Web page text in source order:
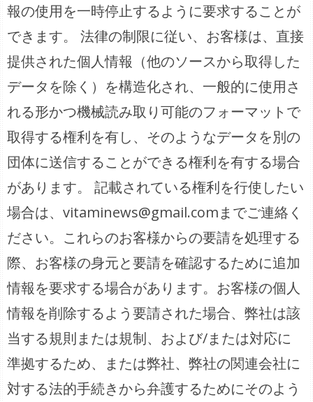
報の使用を一時停止するように要求することが
できます。 法律の制限に従い、お客様は、直接
提供された個人情報（他のソースから取得した
データを除く）を構造化され、一般的に使用さ
れる形かつ機械読み取り可能のフォーマットで
取得する権利を有し、そのようなデータを別の
団体に送信することができる権利を有する場合
があります。 記載されている権利を行使したい
場合は、vitaminews@gmail.comまでご連絡く
ださい。これらのお客様からの要請を処理する
際、お客様の身元と要請を確認するために追加
情報を要求する場合があります。お客様の個人
情報を削除するよう要請された場合、弊社は該
当する規則または規制、および/または対応に
準拠するため、または弊社、弊社の関連会社に
対する法的手続きから弁護するためにそのよう